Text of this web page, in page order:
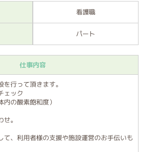
看護職
パート
仕事内容
行って頂きます。
ェック
内の酸素飽和度）
。
、利用者様の支援や施設運営のお手伝いも